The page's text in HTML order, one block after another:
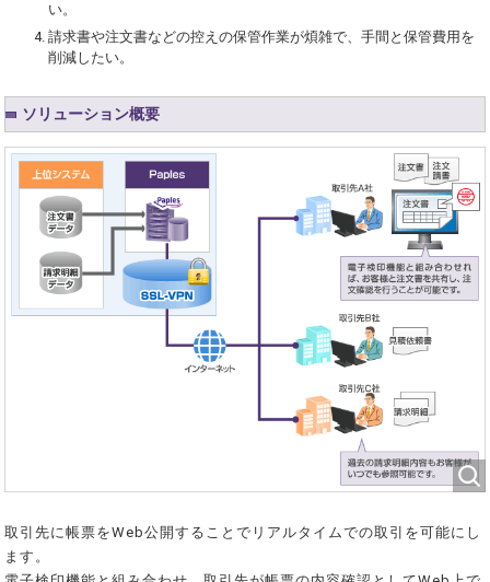
い。
請求書や注文書などの控えの保管作業が煩雑で、手間と保管費用を
削減したい。
ソリューション概要
取引先に帳票をWeb公開することでリアルタイムでの取引を可能にし
ます。